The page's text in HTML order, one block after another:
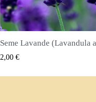
QUICK VIEW
2,25 €